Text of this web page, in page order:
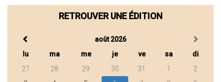
RETROUVER UNE ÉDITION
août 2026
lu
ma me je ve sa
di
27
28 29 30 31 1
2